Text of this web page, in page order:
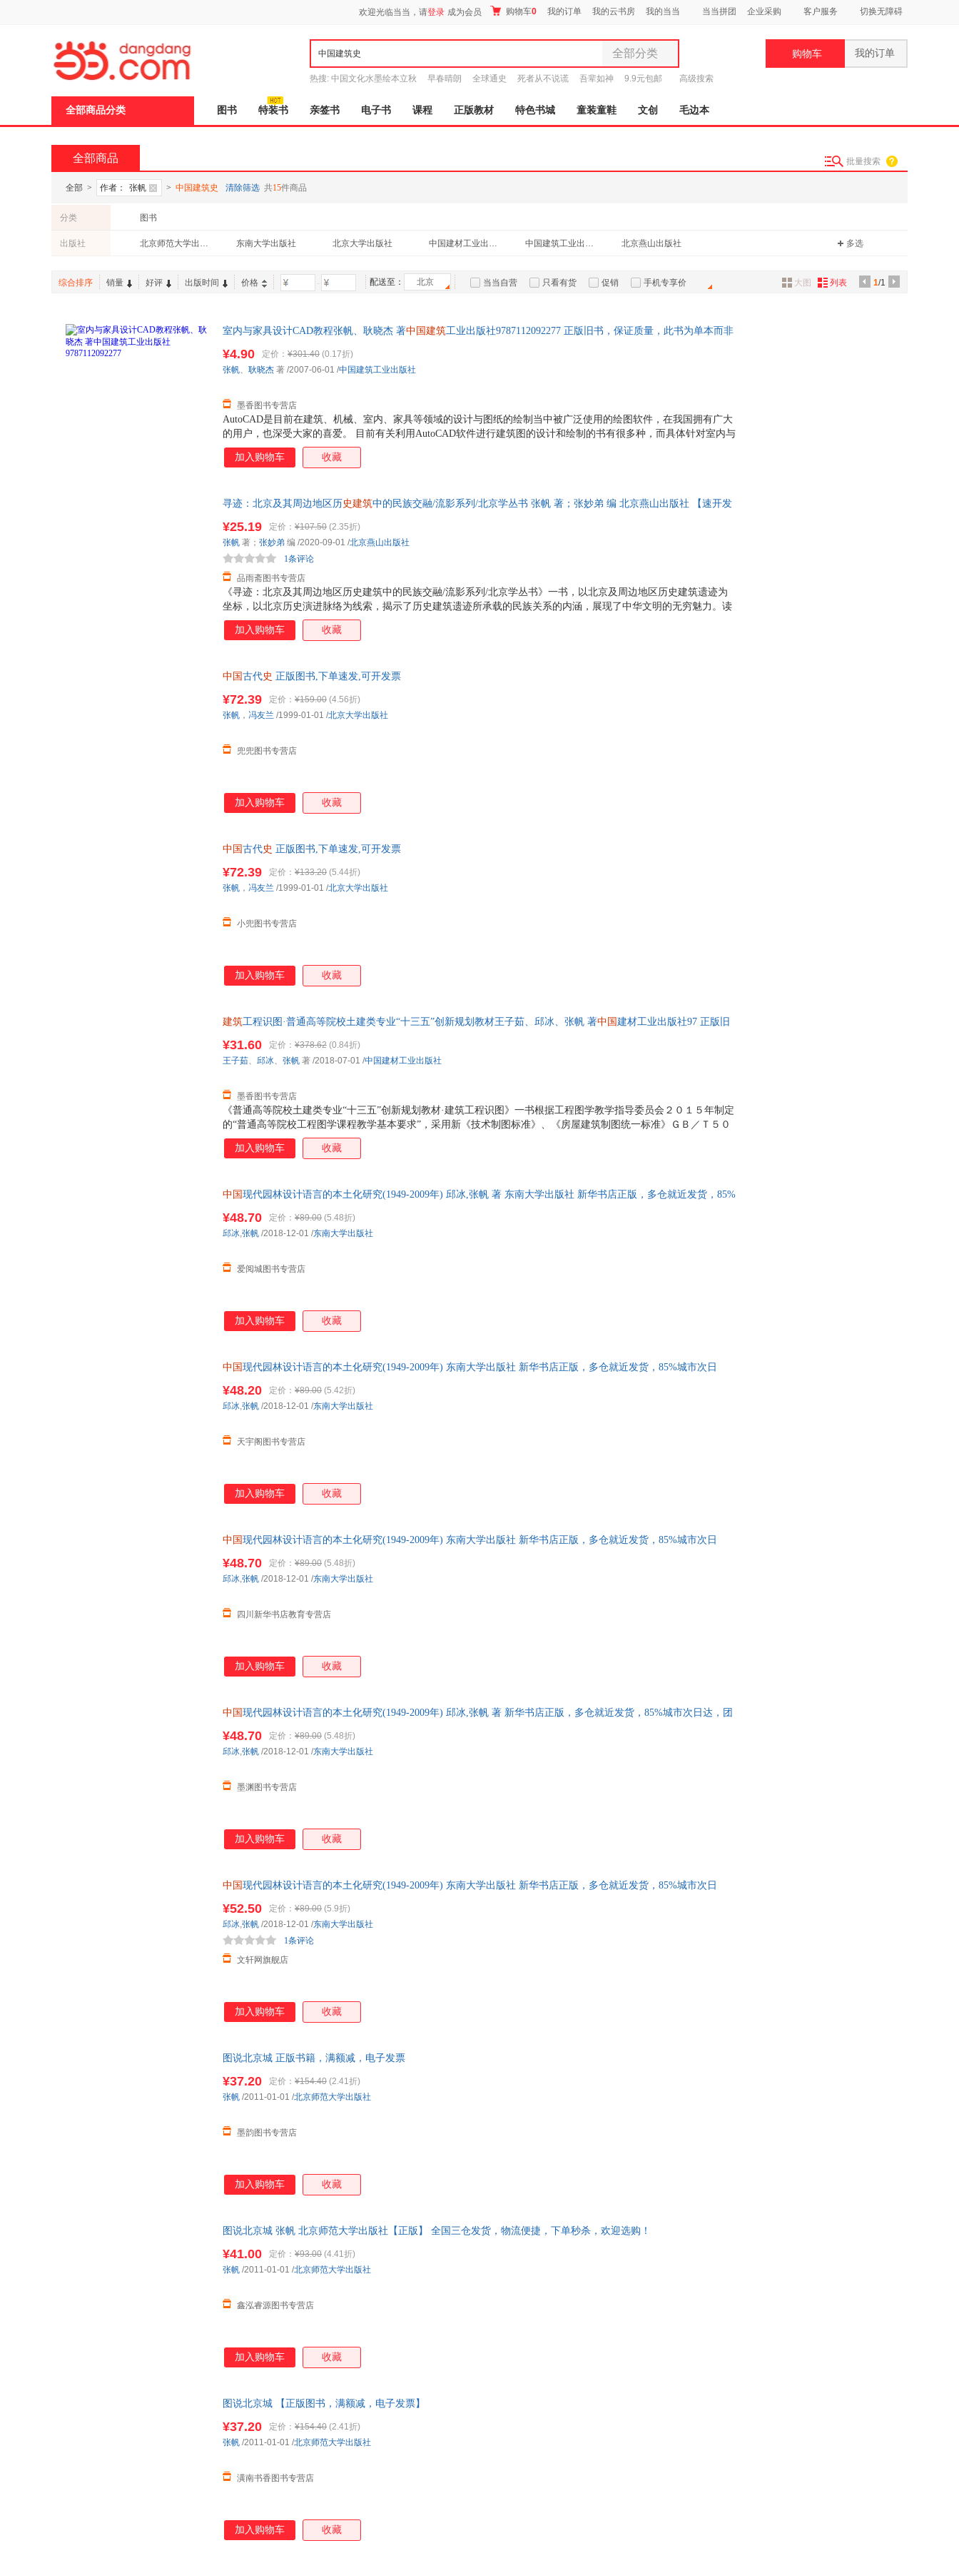
欢迎光临当当，请登录 成为会员 购物车0 我的订单 我的云书房 我的当当 当当拼团 企业采购 客户服务 切换无障碍
全部分类
全部分类
图书
电子书
童装童鞋
家具装饰
箱包皮具
手机通讯
数码影音
热搜: 中国文化水墨绘本立秋 早春晴朗 全球通史 死者从不说谎 吾辈如神 9.9元包邮 高级搜索
购物车 我的订单
全部商品分类 图书 特装书 亲签书 电子书 课程 正版教材 特色书城 童装童鞋 文创 毛边本
全部商品 批量搜索
全部 > 作者： 张帆 > 中国建筑史 清除筛选 共15件商品
分类 图书
出版社 北京师范大学出版社 东南大学出版社 北京大学出版社 中国建材工业出版社 中国建筑工业出版社 北京燕山出版社 多选
综合排序 销量 好评 出版时间 价格 - 配送至： 北京 当当自营 只看有货 促销 手机专享价 1/1
大图 列表
室内与家具设计CAD教程张帆、耿晓杰 著中国建筑工业出版社9787112092277 正版旧书，保证质量，此书为单本而非
AutoCAD是目前在建筑、机械、室内、家具等领域的设计与图纸的绘制当中被广泛使用的绘图软件，在我国拥有广大
的用户，也深受大家的喜爱。 目前有关利用AutoCAD软件进行建筑图的设计和绘制的书有很多种，而具体针对室内与
家具设计专业特点的专业性强的书却很少。本书的编写就是为了适应广大室内与家具设计专业从业人员以及在校学生
的要求，结合在室内与家具设计中的不同类型的设计图的绘制，以及相关的国家制图标准进行讲解。 《室内与家具设
有很大的改进，因此在此次改版中也特意新增了第一版所未涉及的三维家具绘制的内容。 《室内与
¥4.90 定价： ¥301.40 (0.17折)
墨香图书专营店
张帆、 耿晓杰 著 /2007-06-01 /中国建筑工业出版社
加入购物车 收藏
寻迹：北京及其周边地区历 史建筑中的民族交融/流影系列/北京学丛书 张帆 著；张妙弟 编 北京燕山出版社 【速开发
《寻迹：北京及其周边地区历史建筑中的民族交融/流影系列/北京学丛书》一书，以北京及周边地区历史建筑遗迹为
坐标，以北京历史演进脉络为线索，揭示了历史建筑遗迹所承载的民族关系的内涵，展现了中华文明的无穷魅力。读
者通过本著作中六百多幅历史建筑遗迹的图片，能够真真切切地感悟到中国自古以来就是一个多民族共存的国家。本
著作通过一幅幅历史建筑图片，揭示了各民族人民在长期共同生存中不断碰撞、吸纳、交融，逐渐融合为中华民族这
¥25.19 定价： ¥107.50 (2.35折)
品雨斋图书专营店
1条评论
张帆 著； 张妙弟 编 /2020-09-01 /北京燕山出版社
加入购物车 收藏
中国 古代史 正版图书,下单速发,可开发票
¥72.39 定价： ¥159.00 (4.56折)
兜兜图书专营店
张帆 ， 冯友兰 /1999-01-01 /北京大学出版社
加入购物车 收藏
中国 古代史 正版图书,下单速发,可开发票
¥72.39 定价： ¥133.20 (5.44折)
小兜图书专营店
张帆 ， 冯友兰 /1999-01-01 /北京大学出版社
加入购物车 收藏
建筑工程识图·普通高等院校土建类专业“十三五”创新规划教材王子茹、邱冰、张帆 著中国 建材工业出版社97 正版旧
《普通高等院校土建类专业“十三五”创新规划教材·建筑工程识图》一书根据工程图学教学指导委员会２０１５年制定
的“普通高等院校工程图学课程教学基本要求”，采用新《技术制图标准》、《房屋建筑制图统一标准》ＧＢ／Ｔ５０
００１—２０１７等现行有关专业制图标准编写。 全书共５章，主要内容包括：建筑工程图基本知识，房屋建筑工程
图，房屋建筑施工图，房屋建筑结构施工图以及房屋建筑设备施工图。本教材有与之配合使用的习题集。 本书可作为
训或自学使用。
¥31.60 定价： ¥378.62 (0.84折)
墨香图书专营店
王子茹、 邱冰、 张帆 著 /2018-07-01 /中国建材工业出版社
加入购物车 收藏
中国 现代园林设计语言的本土化研究(1949-2009年) 邱冰,张帆 著 东南大学出版社 新华书店正版，多仓就近发货，85%
¥48.70 定价： ¥89.00 (5.48折)
爱阅城图书专营店
邱冰,张帆 /2018-12-01 /东南大学出版社
加入购物车 收藏
中国 现代园林设计语言的本土化研究(1949-2009年) 东南大学出版社 新华书店正版，多仓就近发货，85%城市次日
¥48.20 定价： ¥89.00 (5.42折)
天宇阁图书专营店
邱冰,张帆 /2018-12-01 /东南大学出版社
加入购物车 收藏
中国 现代园林设计语言的本土化研究(1949-2009年) 东南大学出版社 新华书店正版，多仓就近发货，85%城市次日
¥48.70 定价： ¥89.00 (5.48折)
四川新华书店教育专营店
邱冰,张帆 /2018-12-01 /东南大学出版社
加入购物车 收藏
中国 现代园林设计语言的本土化研究(1949-2009年) 邱冰,张帆 著 新华书店正版，多仓就近发货，85%城市次日达，团
¥48.70 定价： ¥89.00 (5.48折)
墨渊图书专营店
邱冰,张帆 /2018-12-01 /东南大学出版社
加入购物车 收藏
中国 现代园林设计语言的本土化研究(1949-2009年) 东南大学出版社 新华书店正版，多仓就近发货，85%城市次日
¥52.50 定价： ¥89.00 (5.9折)
文轩网旗舰店
1条评论
邱冰,张帆 /2018-12-01 /东南大学出版社
加入购物车 收藏
图说北京城 正版书籍，满额减，电子发票
¥37.20 定价： ¥154.40 (2.41折)
墨韵图书专营店
张帆 /2011-01-01 /北京师范大学出版社
加入购物车 收藏
图说北京城 张帆 北京师范大学出版社【正版】 全国三仓发货，物流便捷，下单秒杀，欢迎选购！
¥41.00 定价： ¥93.00 (4.41折)
鑫泓睿源图书专营店
张帆 /2011-01-01 /北京师范大学出版社
加入购物车 收藏
图说北京城 【正版图书，满额减，电子发票】
¥37.20 定价： ¥154.40 (2.41折)
潢南书香图书专营店
张帆 /2011-01-01 /北京师范大学出版社
加入购物车 收藏
页